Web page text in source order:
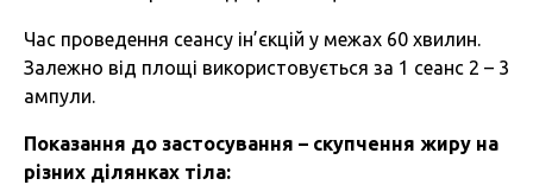
Час проведення сеансу ін’єкцій у межах 60 хвилин.
Залежно від площі використовується за 1 сеанс 2 – 3
ампули.
Показання до застосування – скупчення жиру на
різних ділянках тіла: